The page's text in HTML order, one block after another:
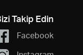
Takip Edin
Facebook